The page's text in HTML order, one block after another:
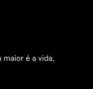
maior é a vida.